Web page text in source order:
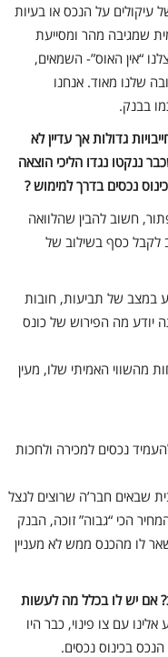
יש בעיות של עיקולים על הנכס או בעיות
שמגיבה מהר ומסייעת
“אין האוס”- השמאים,
שלנו מאוד. אנחנו
בבנק.
גדולות אך עדיין לא
ננקטו נגדו הליכי הוצאה
נכסים בדרך למימוש ?
חשוב להבין שהלוואה
לקבל כסף בשילוב של
במצב של תביעות, חובות
יודע מה הפירוש של כונס
שהנכס עתיד להימכר בכ – 40% פחות מהשווי האמיתי שלו, מעין
נכסים למכירה ולחכות
שבאים חבר’ה שרוצים לנצל
הכי “גבוה” זוכה, הבנק
לו מהכנס ממש לא מעניין
אם יש לו בכלל מה לעשות
עם צו פינוי, כבר היו
בכינוס נכסים.